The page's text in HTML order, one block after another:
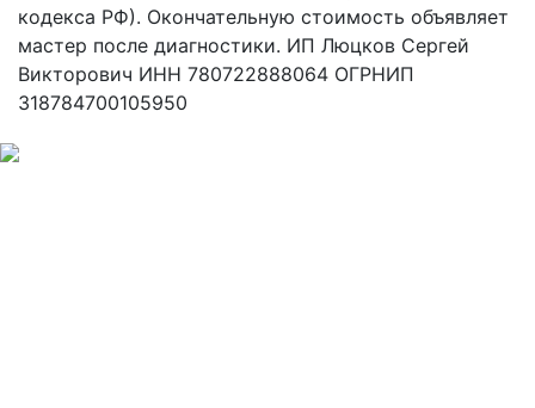
кодекса РФ). Окончательную стоимость объявляет
мастер после диагностики. ИП Люцков Сергей
Викторович ИНН 780722888064 ОГРНИП
318784700105950